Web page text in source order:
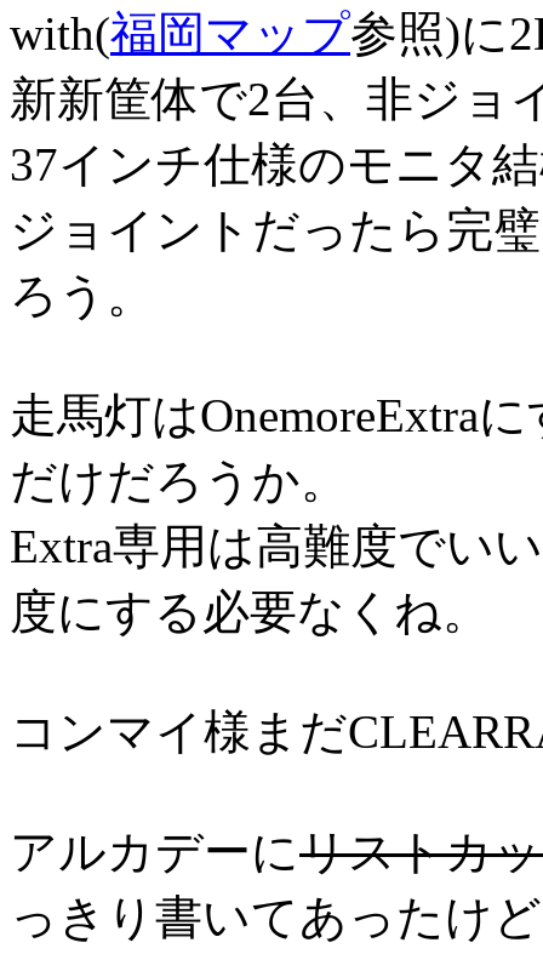
with(福岡マップ参照)に
新新筐体で2台、非ジョ
37インチ仕様のモニタ
ジョイントだったら完
ろう。
走馬灯はOnemoreExtra
だけだろうか。
Extra専用は高難度でい
度にする必要なくね。
コンマイ様まだ
アルカデーにリストカ
っきり書いてあったけ